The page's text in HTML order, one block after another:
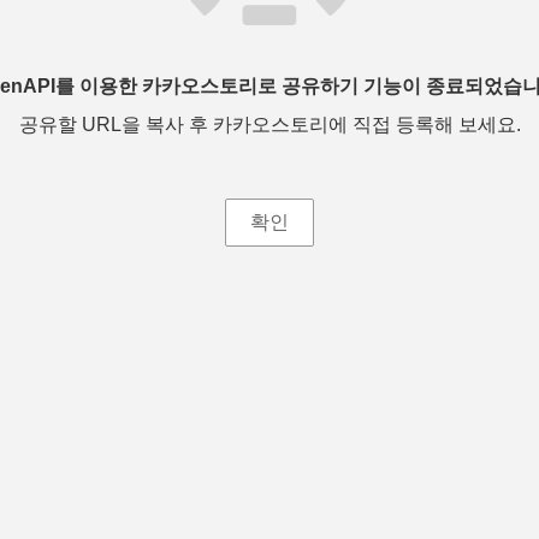
를 이용한 카카오스토리로 공유하기 기능이 종료되었습
공유할 URL을 복사 후 카카오스토리에 직접 등록해 보세요.
확인